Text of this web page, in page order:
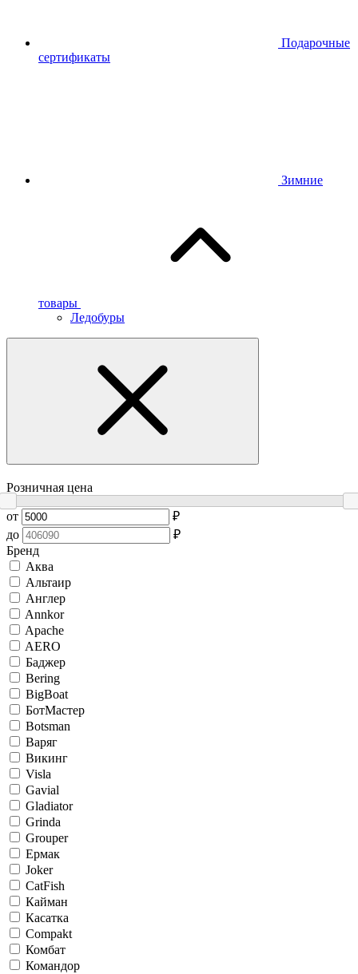
Подарочные
сертификаты
Зимние
товары
Ледобуры
Розничная цена
от
₽
до
₽
Бренд
Аква
Альтаир
Англер
Annkor
Apache
AERO
Баджер
Bering
BigBoat
БотМастер
Botsman
Варяг
Викинг
Visla
Gavial
Gladiator
Grinda
Grouper
Ермак
Joker
CatFish
Кайман
Касатка
Compakt
Комбат
Командор